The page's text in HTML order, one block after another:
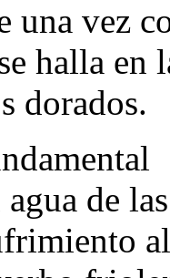
una vez
halla en
dorados.
de